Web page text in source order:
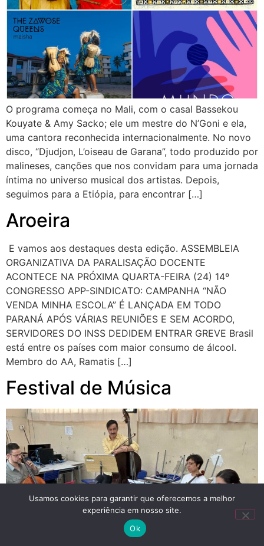
O programa começa no Mali, com o casal Bassekou
Kouyate & Amy Sacko; ele um mestre do N’Goni e ela,
uma cantora reconhecida internacionalmente. No novo
disco, “Djudjon, L’oiseau de Garana”, todo produzido por
malineses, canções que nos convidam para uma jornada
íntima no universo musical dos artistas. Depois,
seguimos para a Etiópia, para encontrar […]
Aroeira
E vamos aos destaques desta edição. ASSEMBLEIA
ORGANIZATIVA DA PARALISAÇÃO DOCENTE
ACONTECE NA PRÓXIMA QUARTA-FEIRA (24) 14º
CONGRESSO APP-SINDICATO: CAMPANHA “NÃO
VENDA MINHA ESCOLA” É LANÇADA EM TODO
PARANÁ APÓS VÁRIAS REUNIÕES E SEM ACORDO,
SERVIDORES DO INSS DEDIDEM ENTRAR GREVE Brasil
está entre os países com maior consumo de álcool.
Membro do AA, Ramatis […]
Festival de Música
Usamos cookies para garantir que oferecemos a melhor
experiência em nosso site.
Ok